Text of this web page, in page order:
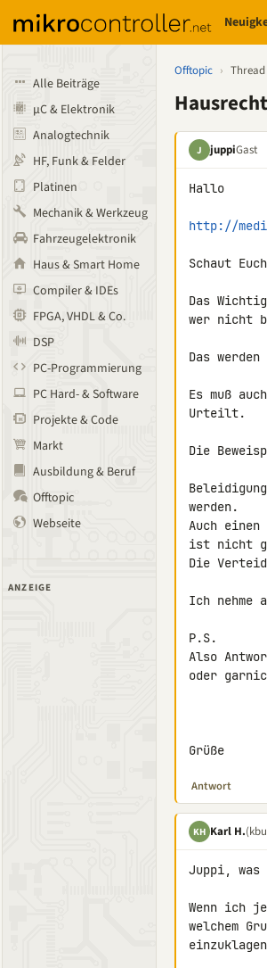
Alle Beiträge
µC & Elektronik
Analogtechnik
HF, Funk & Felder
Platinen
Mechanik & Werkzeug
Fahrzeugelektronik
Haus & Smart Home
Compiler & IDEs
FPGA, VHDL & Co.
DSP
PC-Programmierung
PC Hard- & Software
Projekte & Code
Markt
Ausbildung & Beruf
Offtopic
Webseite
ANZEIGE
Offtopic › Thread
J juppiGast
Hallo
http://
Schaut
Das
wer nicht
Das
Es muß
Urteilt.
Die
werden.
Auch
ist nicht
Die
Ich
P.S.
Also
oder
Grüße
Antwort
KH Karl H.
Juppi,
Wenn ich
welchem